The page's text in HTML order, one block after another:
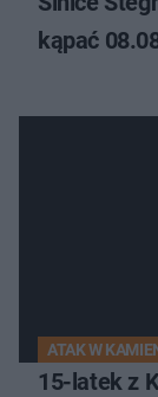
kąpać
ATAK W
15-latek z